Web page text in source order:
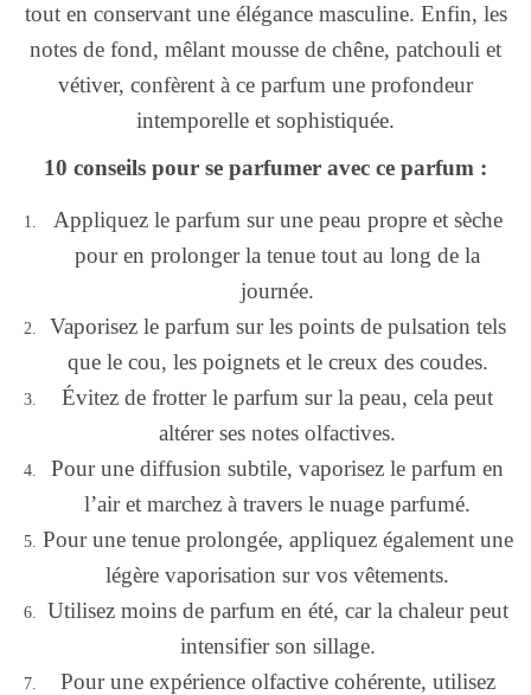
tout en conservant une élégance masculine. Enfin, les
notes de fond, mêlant mousse de chêne, patchouli et
vétiver, confèrent à ce parfum une profondeur
intemporelle et sophistiquée.
10 conseils pour se parfumer avec ce parfum :
Appliquez le parfum sur une peau propre et sèche
pour en prolonger la tenue tout au long de la
journée.
Vaporisez le parfum sur les points de pulsation tels
que le cou, les poignets et le creux des coudes.
Évitez de frotter le parfum sur la peau, cela peut
altérer ses notes olfactives.
Pour une diffusion subtile, vaporisez le parfum en
l’air et marchez à travers le nuage parfumé.
Pour une tenue prolongée, appliquez également une
légère vaporisation sur vos vêtements.
Utilisez moins de parfum en été, car la chaleur peut
intensifier son sillage.
Pour une expérience olfactive cohérente, utilisez